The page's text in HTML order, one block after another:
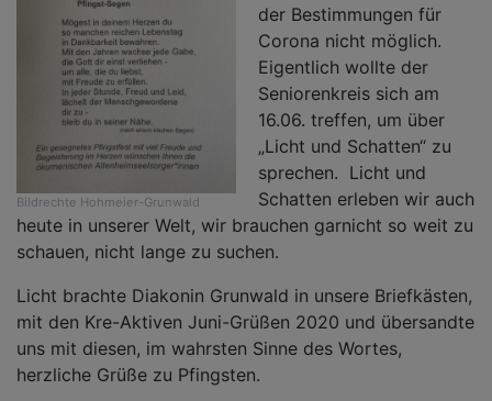
Bildrechte Hohmeier-Grunwald
der Bestimmungen für
Corona nicht möglich.
Eigentlich wollte der
Seniorenkreis sich am
16.06. treffen, um über
„Licht und Schatten“ zu
sprechen. Licht und
Schatten erleben wir auch
heute in unserer Welt, wir brauchen garnicht so weit zu
schauen, nicht lange zu suchen.
Licht brachte Diakonin Grunwald in unsere Briefkästen,
mit den Kre-Aktiven Juni-Grüßen 2020 und übersandte
uns mit diesen, im wahrsten Sinne des Wortes,
herzliche Grüße zu Pfingsten.